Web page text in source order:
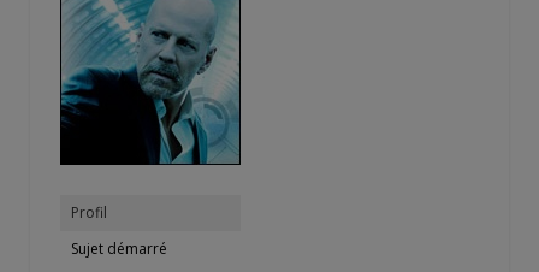
Profil
Sujet démarré